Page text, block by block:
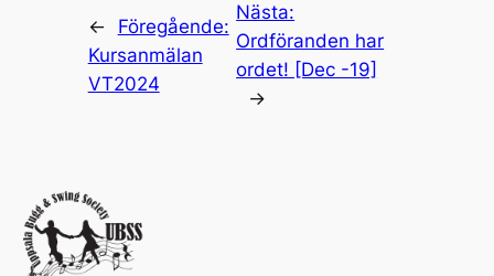
←
Föregående:
Kursanmälan
VT2024
Nästa:
Ordföranden har
ordet! [Dec -19]
→